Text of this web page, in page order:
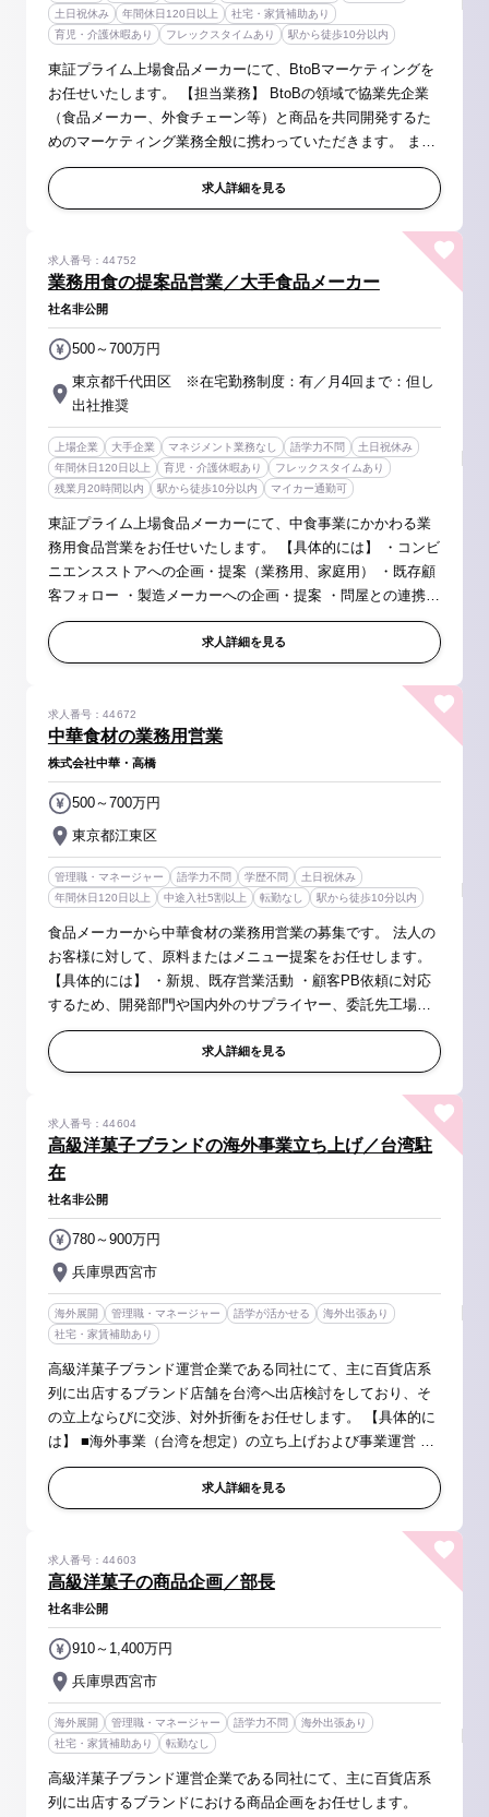
土日祝休み 年間休日120日以上
社宅・家賃補助あり
育児・介護休暇あり
フレックスタイムあり 駅から徒歩10分以内
東証プライム上場食品メーカーにて、BtoBマーケティングを
お任せいたします。 【担当業務】 BtoBの領域で協業先企業
（食品メーカー、外食チェーン等）と商品を共同開発するた
めのマーケティング業務全般に携わっていただきます。 ま
た、展開カテゴリーや協業先を選定する上での戦略立案や、
自部門の損益管理等も含...求人詳細を見る
業務用食の提案品営業／大手食品メーカー
求人番号：44752
社名非公開
東京都千代田区 ※在宅勤務制度：有／月4回まで：但し
出社推奨
500～700万円
上場企業 大手企業 マネジメント業務なし 語学力不問
土日祝休み
年間休日120日以上
育児・介護休暇あり
フレックスタイムあり
残業月20時間以内
駅から徒歩10分以内 マイカー通勤可
東証プライム上場食品メーカーにて、中食事業にかかわる業
務用食品営業をお任せいたします。 【具体的には】 ・コンビ
ニエンスストアへの企画・提案（業務用、家庭用） ・既存顧
客フォロー ・製造メーカーへの企画・提案 ・問屋との連携に
よる需給管理 ・上記に付随する企画書や見積書作成など各種
事務作業 ※変...
求人詳細を見る
中華食材の業務用営業
求人番号：44672
株式会社中華・高橋
東京都江東区
500～700万円
管理職・マネージャー 語学力不問 学歴不問
土日祝休み
年間休日120日以上
中途入社5割以上 転勤なし 駅から徒歩10分以内
食品メーカーから中華食材の業務用営業の募集です。 法人の
お客様に対して、原料またはメニュー提案をお任せします。
【具体的には】 ・新規、既存営業活動 ・顧客PB依頼に対応
するため、開発部門や国内外のサプライヤー、委託先工場と
の連携（年数回の出張） ・メンバーの指導、教育 ※プレイン
グマネージャーと...
求人詳細を見る
高級洋菓子ブランドの海外事業立ち上げ／台湾駐
在
求人番号：44604
社名非公開
兵庫県西宮市
780～900万円
海外展開 管理職・マネージャー 語学が活かせる
海外出張あり
社宅・家賃補助あり
高級洋菓子ブランド運営企業である同社にて、主に百貨店系
列に出店するブランド店舗を台湾へ出店検討をしており、そ
の立上ならびに交渉、対外折衝をお任せします。 【具体的に
は】 ■海外事業（台湾を想定）の立ち上げおよび事業運営 ■
日本本部との連携、及び、事業状況の報告 ■新規出店等の交
渉・対外折衝 ■予算...
求人詳細を見る
高級洋菓子の商品企画／部長
求人番号：44603
社名非公開
兵庫県西宮市
910～1,400万円
海外展開 管理職・マネージャー 語学力不問
海外出張あり
社宅・家賃補助あり
転勤なし
高級洋菓子ブランド運営企業である同社にて、主に百貨店系
列に出店するブランドにおける商品企画をお任せします。